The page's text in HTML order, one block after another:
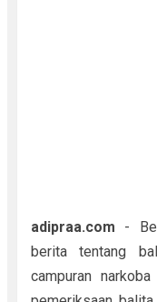
adipraa.com -
berita tentang
campuran